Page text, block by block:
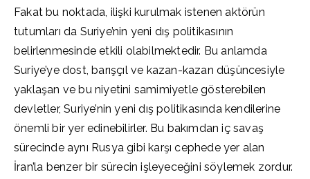
Fakat bu noktada, ilişki kurulmak istenen aktörün
tutumları da Suriye’nin yeni dış politikasının
belirlenmesinde etkili olabilmektedir. Bu anlamda
Suriye’ye dost, barışçıl ve kazan-kazan düşüncesiyle
yaklaşan ve bu niyetini samimiyetle gösterebilen
devletler, Suriye’nin yeni dış politikasında kendilerine
önemli bir yer edinebilirler. Bu bakımdan iç savaş
sürecinde aynı Rusya gibi karşı cephede yer alan
İran’la benzer bir sürecin işleyeceğini söylemek zordur.